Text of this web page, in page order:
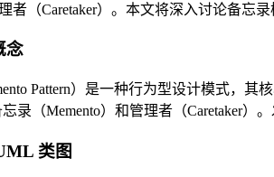
理者（Caretaker）。本文将深入讨论备忘
念
Pattern）是一种行为型设计模式，
忘录（Memento）和管理者（Caretaker
类图